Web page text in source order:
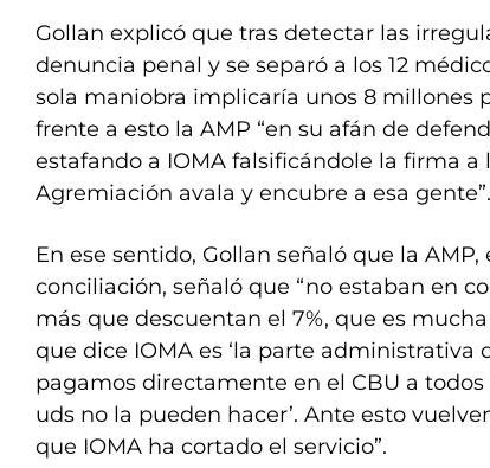
Gollan explicó que tras detectar las
denuncia penal y se separó a los 12
sola maniobra implicaría unos 8 millones
frente a esto la AMP “en su afán de
estafando a IOMA falsificándole la firma a
Agremiación avala y encubre a esa gente”.
En ese sentido, Gollan señaló que la
conciliación, señaló que “no estaban en
más que descuentan el 7%, que es
que dice IOMA es ‘la parte administrativa
pagamos directamente en el CBU a
uds no la pueden hacer’. Ante esto
que IOMA ha cortado el servicio”.